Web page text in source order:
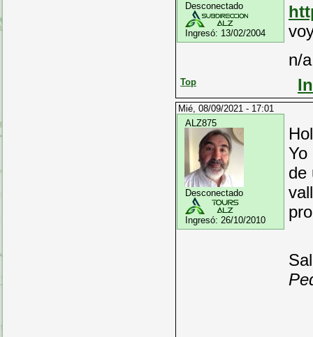
Desconectado
Ingresó: 13/02/2004
n/a
Top
Mié, 08/09/2021 - 17:01
ALZ875
Desconectado
Ingresó: 26/10/2010
Yo
de